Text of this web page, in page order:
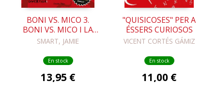
BONI VS. MICO 3.
BONI VS. MICO I LA
LLIGA DE LA
SMART, JAMIE
En stock
13,95 €
"QUISICOSES" PER A
ÉSSERS CURIOSOS
VICENT CORTÉS GÁMIZ
En stock
11,00 €